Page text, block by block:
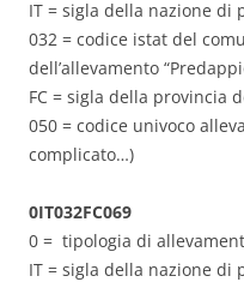
IT = sigla della nazione di
032 = codice istat del
dell’allevamento
FC = sigla della provincia
050 = codice univoco
complicato…)
0IT032FC069
0 = tipologia di
IT = sigla della nazione di